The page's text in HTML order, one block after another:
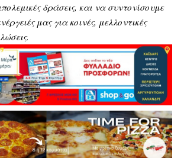
δράσεις, και να συντονίσουμε
μας για κοινές, μελλοντικές